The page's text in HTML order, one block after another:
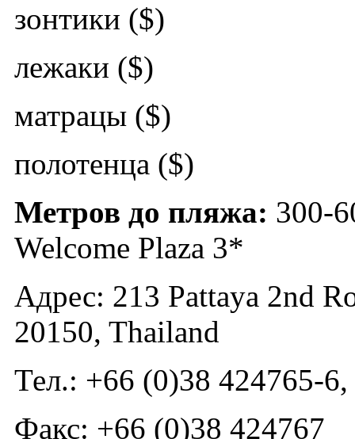
зонтики ($)
лежаки ($)
матрацы ($)
полотенца ($)
Метров до пляжа: 300-
Welcome Plaza 3*
Адрес: 213 Pattaya 2nd
20150, Thailand
Тел.: +66 (0)38 424765-
Факс: +66 (0)38 424767